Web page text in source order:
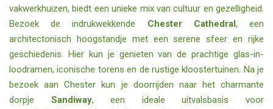
vakwerkhuizen, biedt een unieke mix van cultuur en gezelligheid.
Bezoek de indrukwekkende Chester Cathedral, een
architectonisch hoogstandje met een serene sfeer en rijke
geschiedenis. Hier kun je genieten van de prachtige glas-in-
loodramen, iconische torens en de rustige kloostertuinen. Na je
bezoek aan Chester kun je doorrijden naar het charmante
dorpje Sandiway, een ideale uitvalsbasis voor